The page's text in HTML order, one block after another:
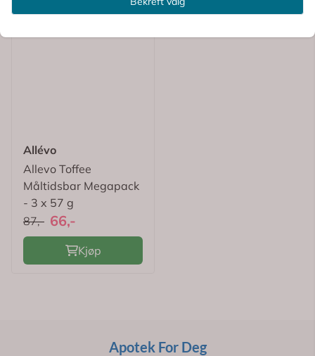
Allévo
Allevo Toffee
Måltidsbar Megapack
- 3 x 57 g
87,- 66,-
Kjøp
Apotek For Deg